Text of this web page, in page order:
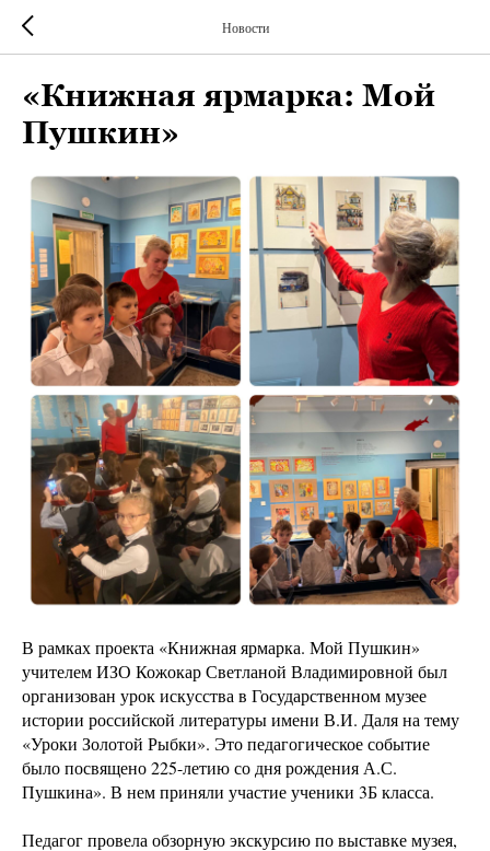
Новости
«Книжная ярмарка: Мой
Пушкин»
В рамках проекта «Книжная ярмарка. Мой Пушкин»
учителем ИЗО Кожокар Светланой Владимировной был
организован урок искусства в Государственном музее
истории российской литературы имени В.И. Даля на тему
«Уроки Золотой Рыбки». Это педагогическое событие
было посвящено 225-летию со дня рождения А.С.
Пушкина». В нем приняли участие ученики 3Б класса.
Педагог провела обзорную экскурсию по выставке музея,